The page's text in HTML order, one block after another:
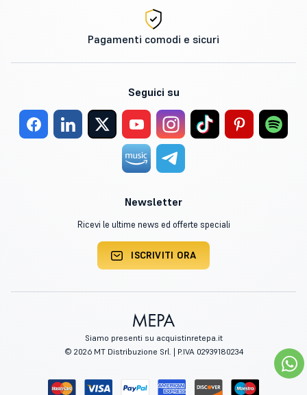
Pagamenti comodi e sicuri
Seguici su
Newsletter
Ricevi le ultime news ed offerte speciali
ISCRIVITI ORA
© 2026 MT Distribuzione Srl. | P.IVA 02939180234
Siamo presenti su acquistinretepa.it